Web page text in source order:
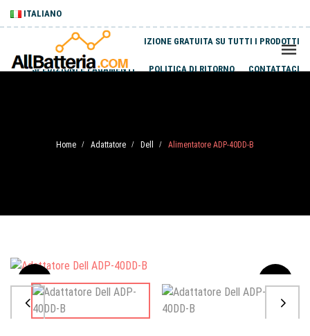
ITALIANO
SPEDIZIONE GRATUITA SU TUTTI I PRODOTTI
SPEDIZIONI E PAGAMENTI POLITICA DI RITORNO CONTATTACI
Home / Adattatore / Dell / Alimentatore ADP-40DD-B
Sale